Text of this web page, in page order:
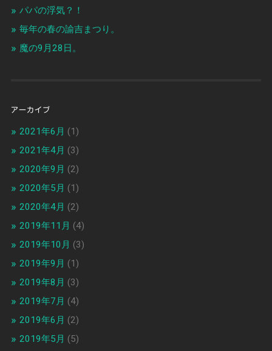
パパの浮気？！
毎年の春の諭吉まつり。
魔の9月28日。
アーカイブ
2021年6月 (1)
2021年4月 (3)
2020年9月 (2)
2020年5月 (1)
2020年4月 (2)
2019年11月 (4)
2019年10月 (3)
2019年9月 (1)
2019年8月 (3)
2019年7月 (4)
2019年6月 (2)
2019年5月 (5)